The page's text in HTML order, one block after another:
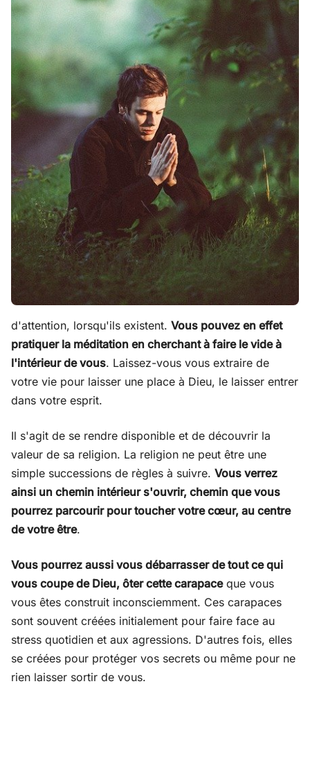
d'attention, lorsqu'ils existent. Vous pouvez en effet
pratiquer la méditation en cherchant à faire le vide à
l'intérieur de vous. Laissez-vous vous extraire de
votre vie pour laisser une place à Dieu, le laisser entrer
dans votre esprit.
Il s'agit de se rendre disponible et de découvrir la
valeur de sa religion. La religion ne peut être une
simple successions de règles à suivre. Vous verrez
ainsi un chemin intérieur s'ouvrir, chemin que vous
pourrez parcourir pour toucher votre cœur, au centre
de votre être.
Vous pourrez aussi vous débarrasser de tout ce qui
vous coupe de Dieu, ôter cette carapaceque vous
vous êtes construit inconsciemment. Ces carapaces
sont souvent créées initialement pour faire face au
stress quotidien et aux agressions. D'autres fois, elles
se créées pour protéger vos secrets ou même pour ne
rien laisser sortir de vous.